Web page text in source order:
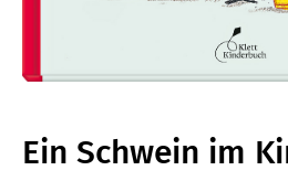
Ein Schwein im